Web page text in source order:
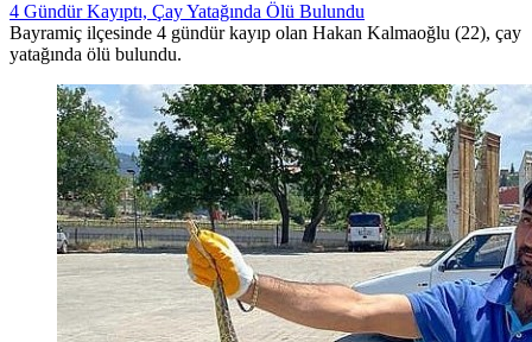
4 Gündür Kayıptı, Çay Yatağında Ölü Bulundu
Bayramiç ilçesinde 4 gündür kayıp olan Hakan Kalmaoğlu (22), çay
yatağında ölü bulundu.